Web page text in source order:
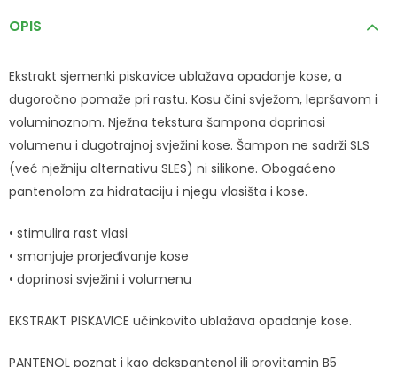
OPIS
Ekstrakt sjemenki piskavice ublažava opadanje kose, a
dugoročno pomaže pri rastu. Kosu čini svježom, lepršavom i
voluminoznom. Nježna tekstura šampona doprinosi
volumenu i dugotrajnoj svježini kose. Šampon ne sadrži SLS
(već nježniju alternativu SLES) ni silikone. Obogaćeno
pantenolom za hidrataciju i njegu vlasišta i kose.
• stimulira rast vlasi
• smanjuje prorjeđivanje kose
• doprinosi svježini i volumenu
EKSTRAKT PISKAVICE učinkovito ublažava opadanje kose.
PANTENOL poznat i kao dekspantenol ili provitamin B5